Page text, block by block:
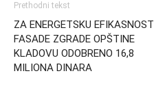
Prethodni tekst
ZA ENERGETSKU EFIKASNOST
FASADE ZGRADE OPŠTINE
KLADOVU ODOBRENO 16,8
MILIONA DINARA